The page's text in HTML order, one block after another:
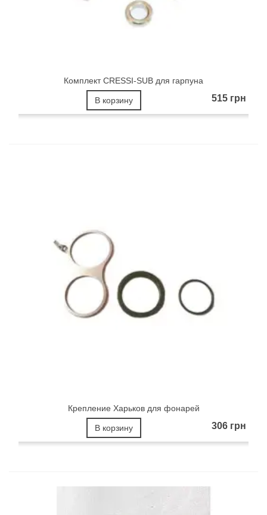
Комплект CRESSI-SUB для гарпуна
515 грн
В корзину
Крепление Харьков для фонарей
306 грн
В корзину